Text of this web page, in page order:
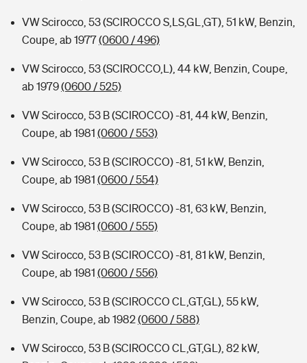
VW Scirocco, 53 (SCIROCCO S,LS,GL,GT), 51 kW, Benzin,
Coupe, ab 1977(0600 / 496)
VW Scirocco, 53 (SCIROCCO,L), 44 kW, Benzin, Coupe,
ab 1979(0600 / 525)
VW Scirocco, 53 B (SCIROCCO) -81, 44 kW, Benzin,
Coupe, ab 1981 (0600 / 553)
VW Scirocco, 53 B (SCIROCCO) -81, 51 kW, Benzin,
Coupe, ab 1981 (0600 / 554)
VW Scirocco, 53 B (SCIROCCO) -81, 63 kW, Benzin,
Coupe, ab 1981 (0600 / 555)
VW Scirocco, 53 B (SCIROCCO) -81, 81 kW, Benzin,
Coupe, ab 1981 (0600 / 556)
VW Scirocco, 53 B (SCIROCCO CL,GT,GL), 55 kW,
Benzin, Coupe, ab 1982(0600 / 588)
VW Scirocco, 53 B (SCIROCCO CL,GT,GL), 82 kW,